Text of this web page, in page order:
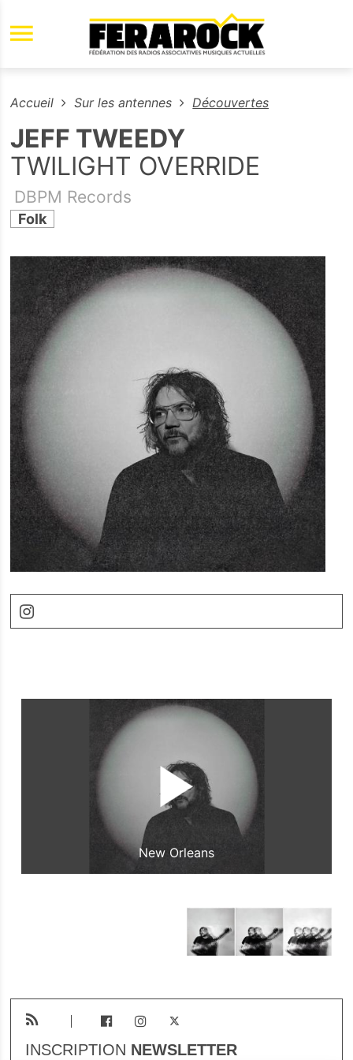
Aller au contenu principal
Accueil Sur les antennes Découvertes
JEFF TWEEDY
TWILIGHT OVERRIDE
DBPM Records
Folk
New Orleans
INSCRIPTION NEWSLETTER